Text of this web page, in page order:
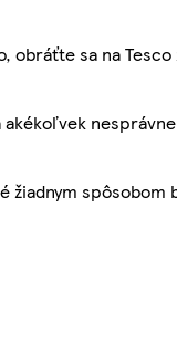
sa na
spôsobom